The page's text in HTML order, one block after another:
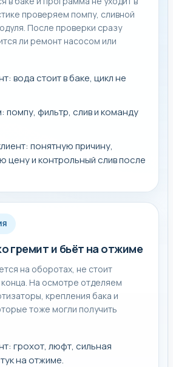
проверяем помпу, сливной
После проверки сразу
ли ремонт насосом или
вода стоит в баке, цикл не
помпу, фильтр, слив и команду
понятную причину,
цену и контрольный слив после
гремит и бьёт на отжиме
на оборотах, не стоит
На осмотре отделяем
крепления бака и
тоже могли получить
грохот, люфт, сильная
на отжиме.